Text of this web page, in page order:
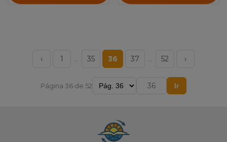
‹ 1 … 35 36 37 … 52 ›
Página 36 de 52 Ir